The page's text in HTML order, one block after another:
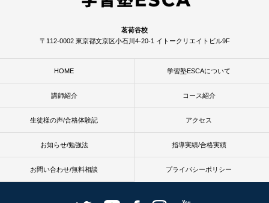
茗荷谷校
〒112-0002 東京都文京区小石川4-20-1 イトークリエイトビル9F
HOME 学習塾ESCAについて
講師紹介 コース紹介
生徒様の声/合格体験記 アクセス
お知らせ/勉強法 指導実績/合格実績
お問い合わせ/無料相談 プライバシーポリシー